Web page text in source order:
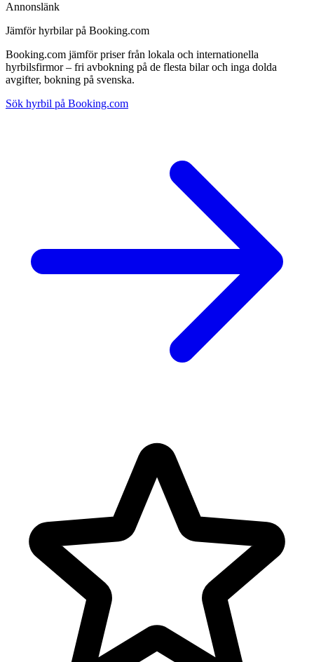
Annonslänk
Jämför hyrbilar på Booking.com
Booking.com jämför priser från lokala och internationella
hyrbilsfirmor – fri avbokning på de flesta bilar och inga dolda
avgifter, bokning på svenska.
Sök hyrbil på Booking.com